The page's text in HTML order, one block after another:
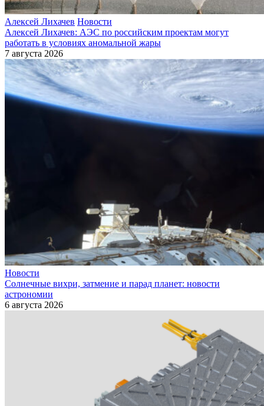
Алексей Лихачев Новости
Алексей Лихачев: АЭС по российским проектам могут
работать в условиях аномальной жары
7 августа 2026
Новости
Солнечные вихри, затмение и парад планет: новости
астрономии
6 августа 2026